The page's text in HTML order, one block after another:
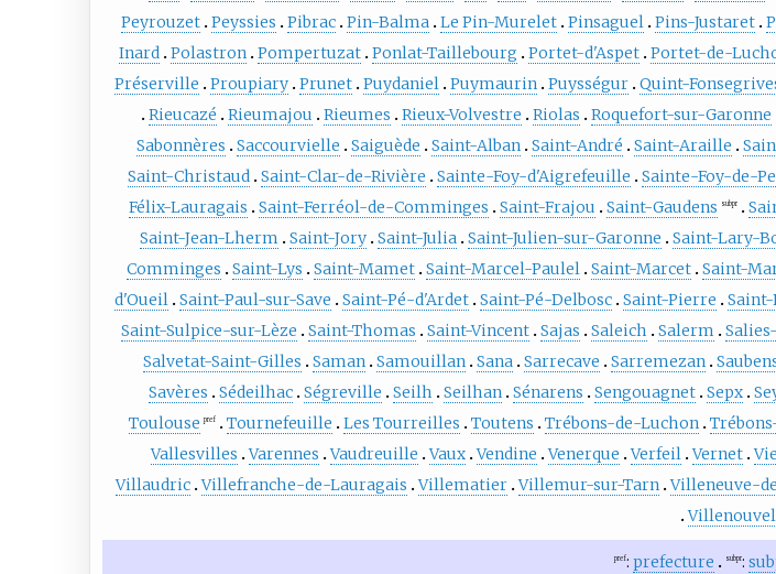
Peyrouzet Peyssies Pibrac Pin-Balma Le Pin-Murelet Pinsaguel Pins-Justaret
Inard Polastron Pompertuzat Ponlat-Taillebourg Portet-d'Aspet Portet-de-
Préserville
Proupiary Prunet Puydaniel Puymaurin Puysségur Quint-
Rieucazé
Rieumajou Rieumes Rieux-Volvestre Riolas Roquefort-sur-Garonne
Sabonnères
Saccourvielle Saiguède Saint-Alban Saint-André Saint-Araille
Saint-Christaud Saint-Clar-de-Rivière Sainte-Foy-d'Aigrefeuille Sainte-Foy-de-
Félix-Lauragais
Saint-Ferréol-de-Comminges Saint-Frajou Saint-Gaudens subpr
Saint-Jean-Lherm
Saint-Jory Saint-Julia Saint-Julien-sur-Garonne Saint-Lary-
Comminges
Saint-Lys Saint-Mamet Saint-Marcel-Paulel Saint-Marcet Saint-
d'Oueil Saint-Paul-sur-Save Saint-Pé-d'Ardet Saint-Pé-Delbosc Saint-Pierre
Saint-Sulpice-sur-Lèze
Saint-Thomas Saint-Vincent Sajas Saleich Salerm
Salvetat-Saint-Gilles
Saman Samouillan Sana Sarrecave Sarremezan
Savères
Sédeilhac Ségreville Seilh Seilhan Sénarens Sengouagnet Sepx
Toulouse pref Tournefeuille Les Tourreilles Toutens Trébons-de-Luchon
Vallesvilles
Varennes Vaudreuille Vaux Vendine Venerque Verfeil Vernet
Villaudric Villefranche-de-Lauragais Villematier Villemur-sur-Tarn Villeneuve-
pref:prefecture subpr: